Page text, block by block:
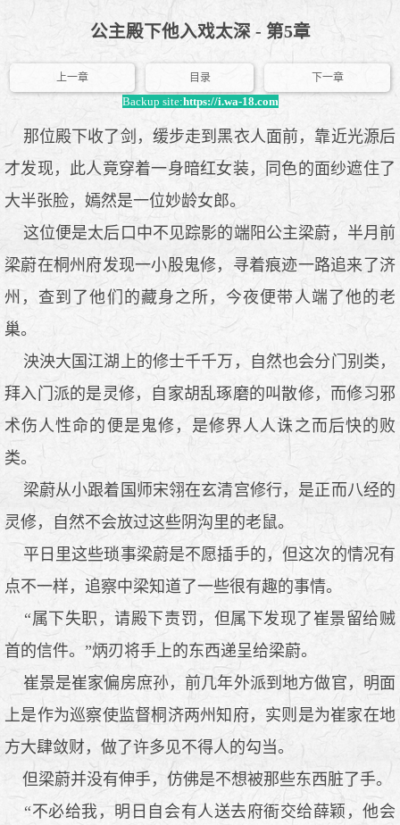
公主殿下他入戏太深 - 第5章
上一章 目录 下一章
Backup site:https://i.wa-18.com
那位殿下收了剑，缓步走到黑衣人面前，靠近光源后
才发现，此人竟穿着一身暗红女装，同色的面纱遮住了
大半张脸，嫣然是一位妙龄女郎。
这位便是太后口中不见踪影的端阳公主梁蔚，半月前
梁蔚在桐州府发现一小股鬼修，寻着痕迹一路追来了济
州，查到了他们的藏身之所，今夜便带人端了他的老
巢。
泱泱大国江湖上的修士千千万，自然也会分门别类，
拜入门派的是灵修，自家胡乱琢磨的叫散修，而修习邪
术伤人性命的便是鬼修，是修界人人诛之而后快的败
类。
梁蔚从小跟着国师宋翎在玄清宫修行，是正而八经的
灵修，自然不会放过这些阴沟里的老鼠。
平日里这些琐事梁蔚是不愿插手的，但这次的情况有
点不一样，追察中梁知道了一些很有趣的事情。
“属下失职，请殿下责罚，但属下发现了崔景留给贼
首的信件。”炳刃将手上的东西递呈给梁蔚。
崔景是崔家偏房庶孙，前几年外派到地方做官，明面
上是作为巡察使监督桐济两州知府，实则是为崔家在地
方大肆敛财，做了许多见不得人的勾当。
但梁蔚并没有伸手，仿佛是不想被那些东西脏了手。
“不必给我，明日自会有人送去府衙交给薛颖，他会